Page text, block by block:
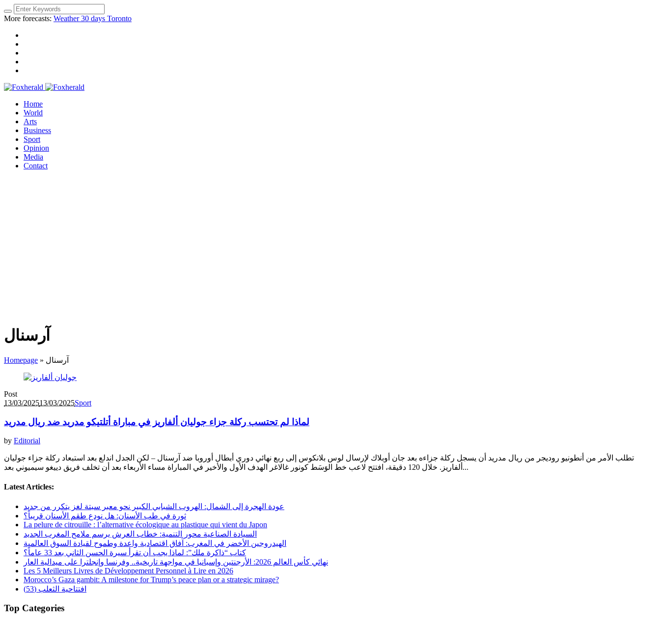
More forecasts: Weather 30 days Toronto
Home
World
Arts
Business
Sport
Opinion
Media
Contact
آرسنال
Homepage » آرسنال
Post
13/03/202513/03/2025Sport
لماذا لم تحتسب ركلة جزاء جوليان ألفاريز في مباراة أتلتيكو مدريد ضد ريال مدريد
by Editorial
تطلب الأمر من أنطونيو روديجر من ريال مدريد أن يسجل ركلة جزاءه بعد جان أوبلاك لإرسال لوس بلانكوس إلى ربع نهائي دوري أبطال أوروبا ضد آرسنال – لكن الجدل اندلع بعد استبعاد ركلة جزاء جوليان
ألفاريز. خلال 120 دقيقة، افتتح لاعب خط الوَسَط كونور غالاغر الهدف الأول والأخير في المباراة مساء الأربعاء بعد أن تخلف فريق دييغو سيميوني بعد...
Latest Articles:
عودة الهجرة إلى الشمال: الهروب الشبابي الكبير نحو معبر سبتة لغز يتكرر من جديد
ثورة في طب الأسنان: هل نودع طقم الأسنان قريباً؟
La pelure de citrouille : l’alternative écologique au plastique qui vient du Japon
السيادة الصناعية محور التنمية: خطاب العرش يرسم ملامح المغرب الجديد
الهيدروجين الأخضر في المغرب: آفاق اقتصادية واعدة وطموح لقيادة السوق العالمية
كتاب “ذاكرة ملك”: لماذا يجب أن تقرأ سيرة الحسن الثاني بعد 33 عاماً؟
نهائي كأس العالم 2026: الأرجنتين وإسبانيا في مواجهة تاريخية.. وفرنسا وإنجلترا على ميدالية العار
Les 5 Meilleurs Livres de Développement Personnel à Lire en 2026
Morocco’s Gaza gambit: A milestone for Trump’s peace plan or a strategic mirage?
افتتاحية الثعلب (53)
Top Categories